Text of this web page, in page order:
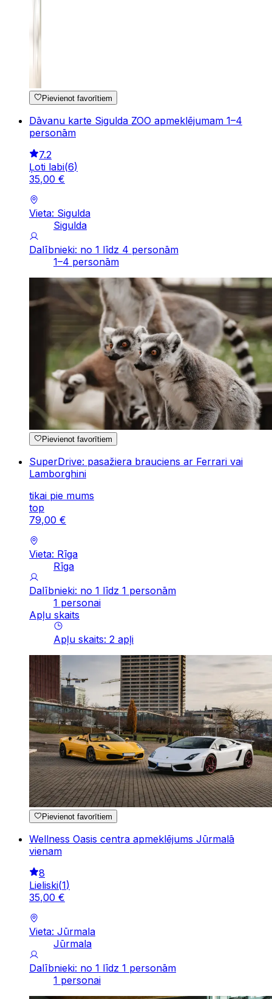
Pievienot favorītiem
Dāvanu karte Sigulda ZOO apmeklējumam 1–4
personām
7.2
Ļoti labi(6)
35,00 €
Vieta: Sigulda
Sigulda
Dalībnieki: no 1 līdz 4 personām
1–4 personām
Pievienot favorītiem
SuperDrive: pasažiera brauciens ar Ferrari vai
Lamborghini
tikai pie mums
top
79,00 €
Vieta: Rīga
Rīga
Dalībnieki: no 1 līdz 1 personām
1 personai
Apļu skaits
Apļu skaits: 2 apļi
Pievienot favorītiem
Wellness Oasis centra apmeklējums Jūrmalā
vienam
8
Lieliski(1)
35,00 €
Vieta: Jūrmala
Jūrmala
Dalībnieki: no 1 līdz 1 personām
1 personai